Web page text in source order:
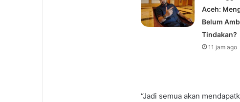
Aceh:
Belum
Tindakan?
11 jam ago
“Jadi semua akan